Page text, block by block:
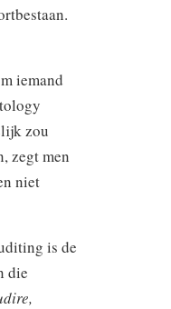
iemand
zou
zegt men
niet
is de
die